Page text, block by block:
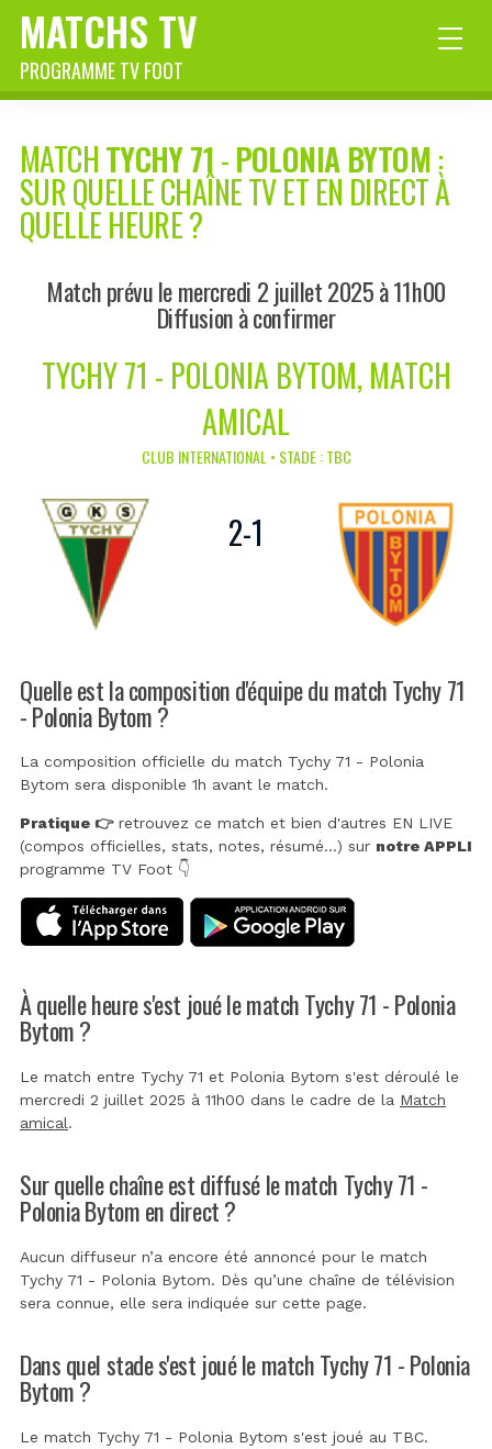
MATCHS TV
PROGRAMME TV FOOT
MATCHTYCHY 71-POLONIA BYTOM :
SUR QUELLE CHAÎNE TV ET EN DIRECT À
QUELLE HEURE ?
Match prévu le mercredi 2 juillet 2025 à 11h00
Diffusion à confirmer
TYCHY 71 - POLONIA BYTOM, MATCH
AMICAL
CLUB INTERNATIONAL • STADE : TBC
2-1
Quelle est la composition d'équipe du match Tychy 71
- Polonia Bytom ?
La composition officielle du match Tychy 71 - Polonia
Bytom sera disponible 1h avant le match.
Pratique 👉retrouvez ce match et bien d'autres EN LIVE
(compos officielles, stats, notes, résumé...) sur notre APPLI
programme TV Foot 👇
À quelle heure s'est joué le match Tychy 71 - Polonia
Bytom ?
Le match entre Tychy 71 et Polonia Bytom s'est déroulé le
mercredi 2 juillet 2025 à 11h00 dans le cadre de la Match
amical.
Sur quelle chaîne est diffusé le match Tychy 71 -
Polonia Bytom en direct ?
Aucun diffuseur n’a encore été annoncé pour le match
Tychy 71 - Polonia Bytom. Dès qu’une chaîne de télévision
sera connue, elle sera indiquée sur cette page.
Dans quel stade s'est joué le match Tychy 71 - Polonia
Bytom ?
Le match Tychy 71 - Polonia Bytom s'est joué au TBC.